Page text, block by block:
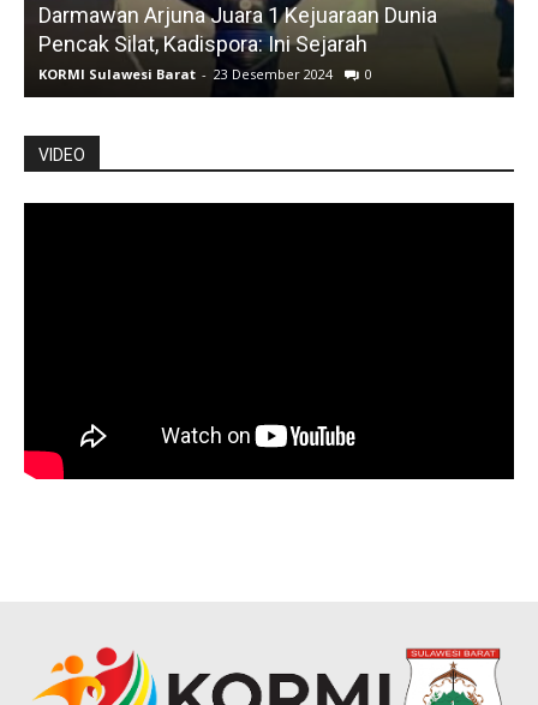
Darmawan Arjuna Juara 1 Kejuaraan Dunia
Pencak Silat, Kadispora: Ini Sejarah
KORMI Sulawesi Barat - 23 Desember 2024 0
VIDEO